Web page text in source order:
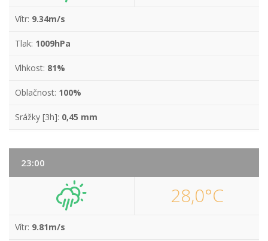
Vítr: 9.34m/s
Tlak: 1009hPa
Vlhkost: 81%
Oblačnost: 100%
Srážky [3h]: 0,45 mm
23:00
28,0°C
Vítr: 9.81m/s